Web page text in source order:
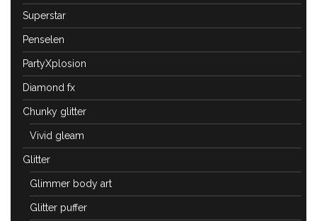
Superstar
Penselen
PartyXplosion
Diamond fx
Chunky glitter
Vivid gleam
Glitter
Glimmer body art
Glitter puffer